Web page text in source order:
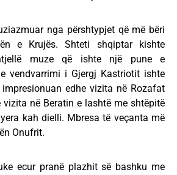
nga përshtypjet që më bëri
e Krujës. Shteti shqiptar kishte
muze që ishte një pune e
vendvarrimi i Gjergj Kastriotit ishte
edhe vizita në Rozafat
vizita në Beratin e lashtë me shtëpitë
kah dielli. Mbresa të veçanta më
Onufrit.
ecur pranë plazhit së bashku me